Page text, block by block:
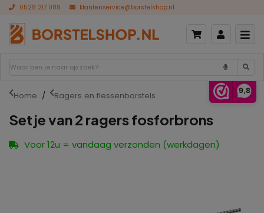
9,8
0528 217 088 klantenservice@borstelshop.nl
Home Ragers en flessenborstels
Setje van 2 ragers fosforbrons
Voor 12u = vandaag verzonden (werkdagen)